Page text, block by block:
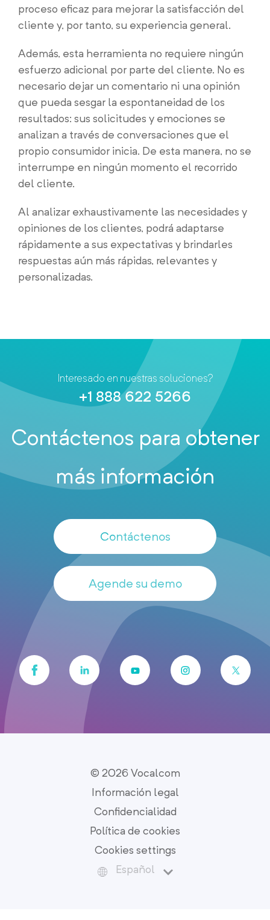
proceso eficaz para mejorar la satisfacción del
cliente y, por tanto, su experiencia general.
Además, esta herramienta no requiere ningún
esfuerzo adicional por parte del cliente. No es
necesario dejar un comentario ni una opinión
que pueda sesgar la espontaneidad de los
resultados: sus solicitudes y emociones se
analizan a través de conversaciones que el
propio consumidor inicia. De esta manera, no se
interrumpe en ningún momento el recorrido
del cliente.
Al analizar exhaustivamente las necesidades y
opiniones de los clientes, podrá adaptarse
rápidamente a sus expectativas y brindarles
respuestas aún más rápidas, relevantes y
personalizadas.
Interesado en nuestras soluciones?
+1 888 622 5266
Contáctenos para obtener
más información
Contáctenos
Agende su demo
© 2026 Vocalcom
Información legal
Confidencialidad
Política de cookies
Cookies settings
Español